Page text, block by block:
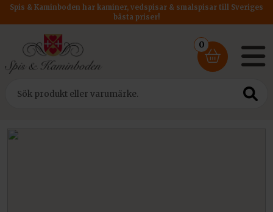
Spis & Kaminboden har kaminer, vedspisar & smalspisar till Sveriges
bästa priser!
0